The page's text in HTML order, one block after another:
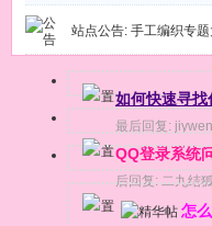
站点公告: 手工编织专题
如何快速寻
最后回复: jiywen
QQ登录系统
后回复:二九结
怎